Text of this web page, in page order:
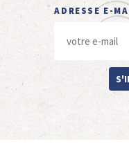
ADRESSE E-